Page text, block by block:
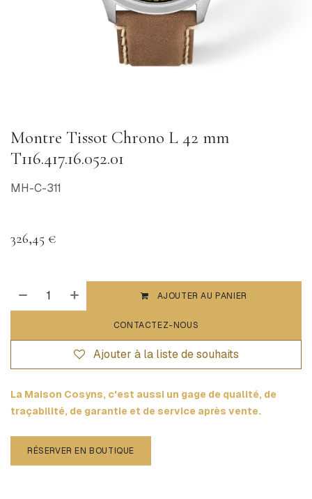
Montre Tissot Chrono L 42 mm
T116.417.16.052.01
MH-C-311
326,45 €
AJOUTER AU PANIER
CONTACTEZ-NOUS
Ajouter à la liste de souhaits
La Maison Cosyns, c'est aussi un gage de qualité, de
traçabilité, de garantie et de service après vente.
RÉSERVER EN BOUTIQUE